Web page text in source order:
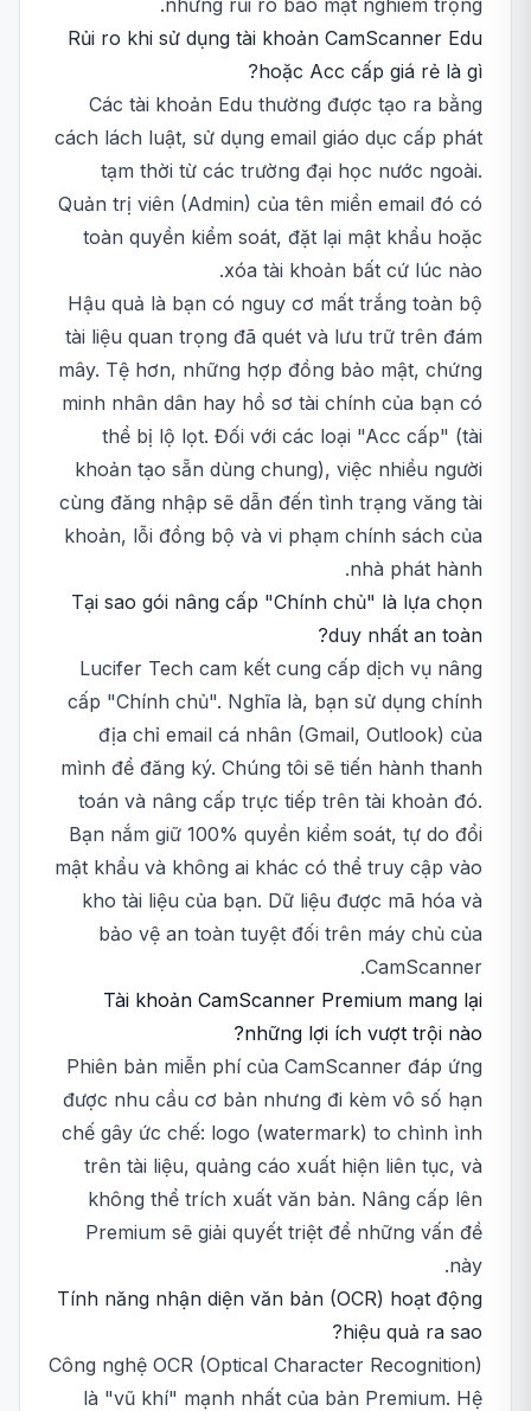
những rủi ro bảo mật nghiêm trọng.
Rủi ro khi sử dụng tài khoản CamScanner Edu
hoặc Acc cấp giá rẻ là gì?
Các tài khoản Edu thường được tạo ra bằng
cách lách luật, sử dụng email giáo dục cấp phát
tạm thời từ các trường đại học nước ngoài.
Quản trị viên (Admin) của tên miền email đó có
toàn quyền kiểm soát, đặt lại mật khẩu hoặc
xóa tài khoản bất cứ lúc nào.
Hậu quả là bạn có nguy cơ mất trắng toàn bộ
tài liệu quan trọng đã quét và lưu trữ trên đám
mây. Tệ hơn, những hợp đồng bảo mật, chứng
minh nhân dân hay hồ sơ tài chính của bạn có
thể bị lộ lọt. Đối với các loại "Acc cấp" (tài
khoản tạo sẵn dùng chung), việc nhiều người
cùng đăng nhập sẽ dẫn đến tình trạng văng tài
khoản, lỗi đồng bộ và vi phạm chính sách của
nhà phát hành.
Tại sao gói nâng cấp "Chính chủ" là lựa chọn
duy nhất an toàn?
Lucifer Tech cam kết cung cấp dịch vụ nâng
cấp "Chính chủ". Nghĩa là, bạn sử dụng chính
địa chỉ email cá nhân (Gmail, Outlook) của
mình để đăng ký. Chúng tôi sẽ tiến hành thanh
toán và nâng cấp trực tiếp trên tài khoản đó.
Bạn nắm giữ 100% quyền kiểm soát, tự do đổi
mật khẩu và không ai khác có thể truy cập vào
kho tài liệu của bạn. Dữ liệu được mã hóa và
bảo vệ an toàn tuyệt đối trên máy chủ của
CamScanner.
Tài khoản CamScanner Premium mang lại
những lợi ích vượt trội nào?
Phiên bản miễn phí của CamScanner đáp ứng
được nhu cầu cơ bản nhưng đi kèm vô số hạn
chế gây ức chế: logo (watermark) to chình ình
trên tài liệu, quảng cáo xuất hiện liên tục, và
không thể trích xuất văn bản. Nâng cấp lên
Premium sẽ giải quyết triệt để những vấn đề
này.
Tính năng nhận diện văn bản (OCR) hoạt động
hiệu quả ra sao?
Công nghệ OCR (Optical Character Recognition)
là "vũ khí" mạnh nhất của bản Premium. Hệ